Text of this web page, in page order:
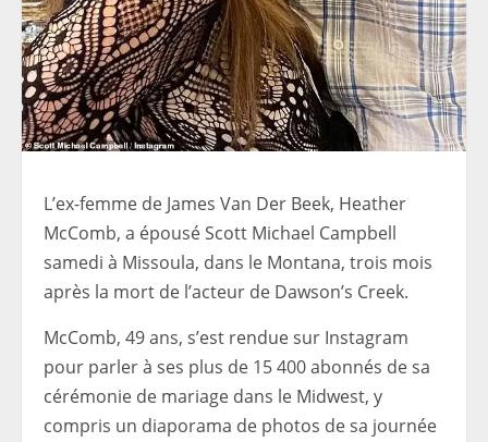
L’ex-femme de James Van Der Beek, Heather
McComb, a épousé Scott Michael Campbell
samedi à Missoula, dans le Montana, trois mois
après la mort de l’acteur de Dawson’s Creek.
McComb, 49 ans, s’est rendue sur Instagram
pour parler à ses plus de 15 400 abonnés de sa
cérémonie de mariage dans le Midwest, y
compris un diaporama de photos de sa journée